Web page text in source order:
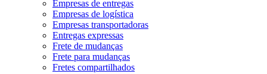
Empresas de entregas
Empresas de logística
Empresas transportadoras
Entregas expressas
Frete de mudanças
Frete para mudanças
Fretes compartilhados